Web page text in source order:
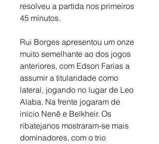
resolveu a partida nos primeiros
45 minutos.
Rui Borges apresentou um onze
muito semelhante ao dos jogos
anteriores, com Edson Farias a
assumir a titularidade como
lateral, jogando no lugar de Leo
Alaba. Na frente jogaram de
início Nenê e Belkheir. Os
ribatejanos mostraram-se mais
dominadores, com o trio